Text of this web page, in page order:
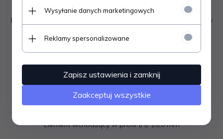
Pozwala na regulacje wysokości oraz ustawienie poziomu w
Stosowana w przemyśle meblowym, wyposażenia wnętrz,
Średnica rury (A): 20mm
Grubość ścianki rury: 1,0-1,25mm
Element widoczny na zewnątrz (C) :6,2 mm
Element wchodzący w profil (H): 20,0 mm
Wysyłanie danych marketingowych
Reklamy spersonalizowane
Zapisz ustawienia i zamknij
Zaakceptuj wszystkie